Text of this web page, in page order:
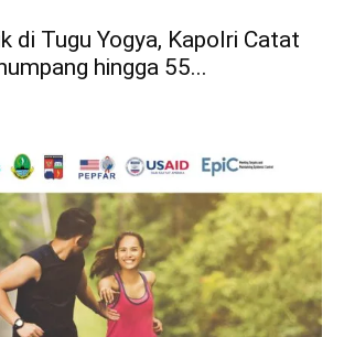
di Tugu Yogya, Kapolri Catat
hingga 55...